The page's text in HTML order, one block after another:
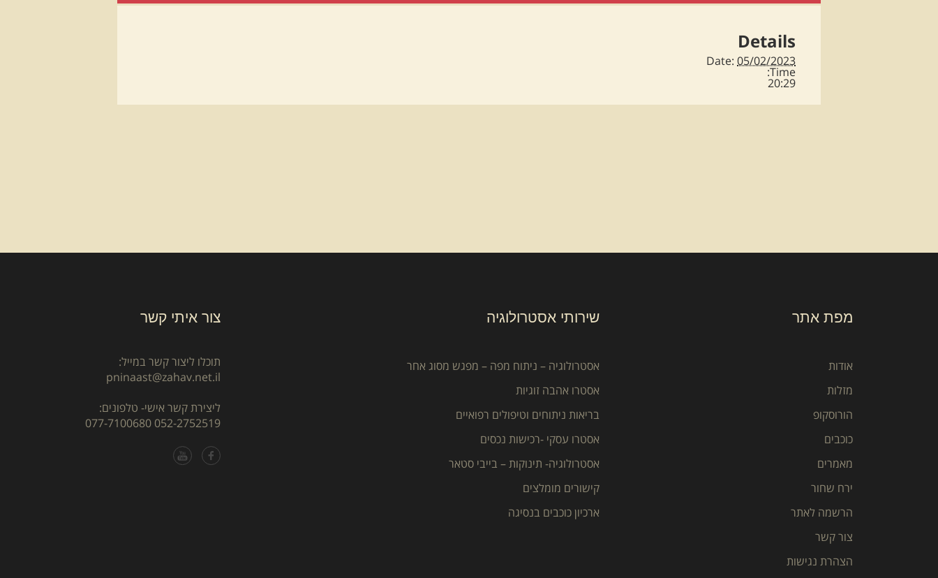
Details
Date: 05/02/2023
Time:
20:29
מפת אתר
אודות
מזלות
הורוסקופ
כוכבים
מאמרים
ירח שחור
הרשמה לאתר
צור קשר
הצהרת נגישות
שירותי אסטרולוגיה
אסטרולוגיה – ניתוח מפה – מפגש מסוג אחר
אסטרו אהבה זוגיות
בריאות ניתוחים וטיפולים רפואיים
אסטרו עסקי -רכישות נכסים
אסטרולוגיה- תינוקות – בייבי סטאר
קישורים מומלצים
ארכיון כוכבים בנסיגה
צור איתי קשר
תוכלו ליצור קשר במייל:
pninaast@zahav.net.il
ליצירת קשר אישי- טלפונים:
052-2752519
077-7100680